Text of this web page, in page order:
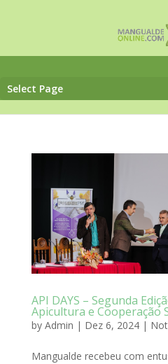
Select Page
API DAYS – Segunda
Apicultura e Cooperação
by Admin | Dez 6, 2024|
Mangualde recebeu com